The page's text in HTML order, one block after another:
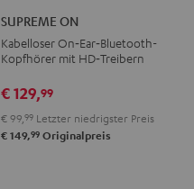
GreenGrayBlackGoldWhiteBlue
SUPREME ON
Kabelloser On‑Ear‑Bluetooth-
Kopfhörer mit HD‑Treibern
€ 129,99
€ 99, 99 Letzter niedrigster Preis
€ 149,99 Originalpreis